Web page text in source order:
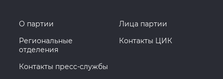
О партии
Лица партии
Региональные
отделения
Контакты ЦИК
Контакты пресс-службы